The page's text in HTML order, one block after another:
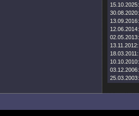
15.10.2025:
30.08.2020:
13.09.2016:
12.06.2014:
02.05.2013:
13.11.2012:
18.03.2011:
10.10.2010:
03.12.2006:
25.03.2003: